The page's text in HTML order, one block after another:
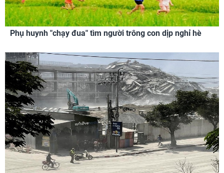
Phụ huynh "chạy đua" tìm người trông con dịp nghỉ hè